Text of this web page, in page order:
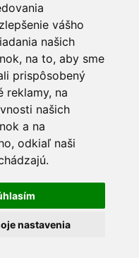
vášho
našich
na to, aby sme
prispôsobený
reklamy, na
našich
a na
odkiaľ naši
nastavenia
strom! Prečítajte si viac